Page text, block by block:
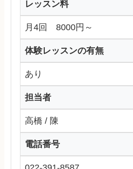
レッスン料
月4回 8000円～
体験レッスンの有無
あり
担当者
高橋 / 陳
電話番号